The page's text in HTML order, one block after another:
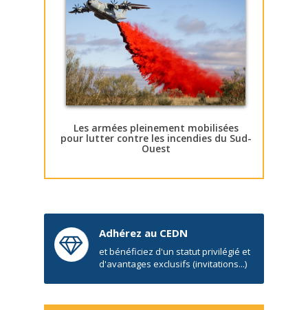
Les armées pleinement mobilisées
pour lutter contre les incendies du Sud-
Ouest
Adhérez au CEDN
et bénéficiez d'un statut privilégié et
d'avantages exclusifs (invitations...)